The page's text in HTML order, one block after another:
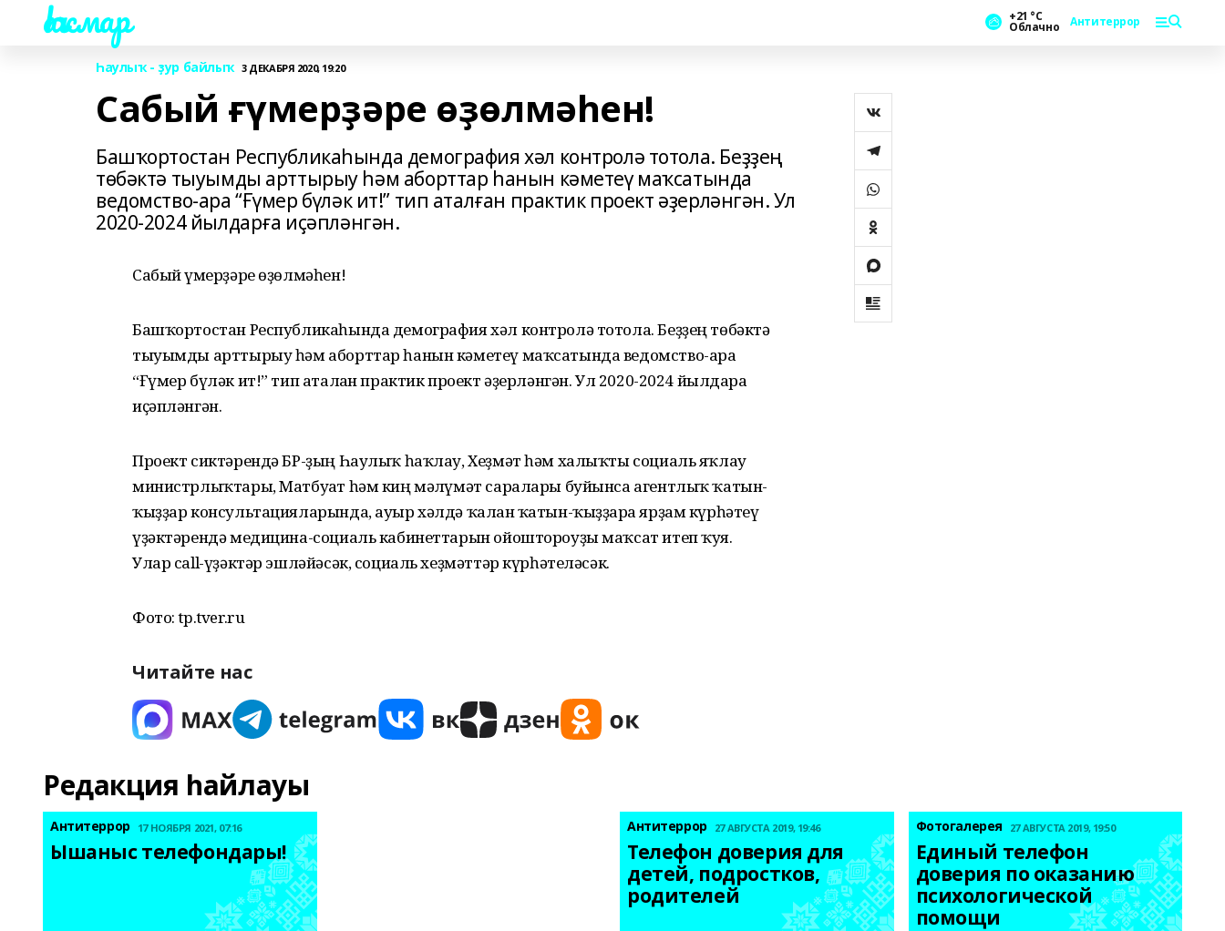
Һаҡмар +21 °С
Облачно Антитеррор
Һаулыҡ - ҙур байлыҡ 3 ДЕКАБРЯ 2020, 19:20
Сабый ғүмерҙәре өҙөлмәһен!
Башҡортостан Республикаһында демография хәл контролә тотола. Беҙҙең
төбәктә тыуымды арттырыу һәм аборттар һанын кәметеү маҡсатында
ведомство-ара “Ғүмер бүләк ит!” тип аталған практик проект әҙерләнгән. Ул
2020-2024 йылдарға иҫәпләнгән.
Сабый ғүмерҙәре өҙөлмәһен!
Башҡортостан Республикаһында демография хәл контролә тотола. Беҙҙең төбәктә
тыуымды арттырыу һәм аборттар һанын кәметеү маҡсатында ведомство-ара
“Ғүмер бүләк ит!” тип аталған практик проект әҙерләнгән. Ул 2020-2024 йылдарға
иҫәпләнгән.
Проект сиктәрендә БР-ҙың Һаулыҡ һаҡлау, Хеҙмәт һәм халыҡты социаль яҡлау
министрлыҡтары, Матбуғат һәм киң мәғлүмәт саралары буйынса агентлыҡ ҡатын-
ҡыҙҙар консультацияларында, ауыр хәлдә ҡалған ҡатын-ҡыҙҙарға ярҙам күрһәтеү
үҙәктәрендә медицина-социаль кабинеттарын ойоштороуҙы маҡсат итеп ҡуя.
Улар call-үҙәктәр эшләйәсәк, социаль хеҙмәттәр күрһәтеләсәк.
Фото: tp.tver.ru
Читайте нас
Редакция һайлауы
Антитеррор 17 НОЯБРЯ 2021, 07:16
Ышаныс телефондары!
Антитеррор 27 АВГУСТА 2019, 19:46
Телефон доверия для
детей, подростков,
родителей
Фотогалерея 27 АВГУСТА 2019, 19:50
Единый телефон
доверия по оказанию
психологической
помощи